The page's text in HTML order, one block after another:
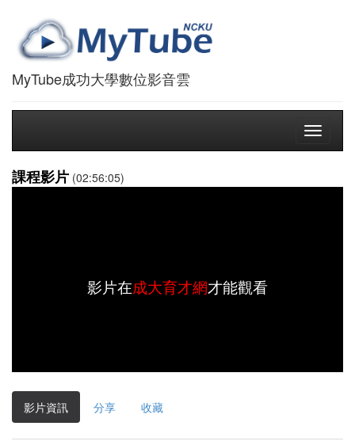
MyTube成功大學數位影音雲
Toggle
課程影片 (02:56:05)
影片在成大育才網才能觀看
影片資訊 分享 收藏